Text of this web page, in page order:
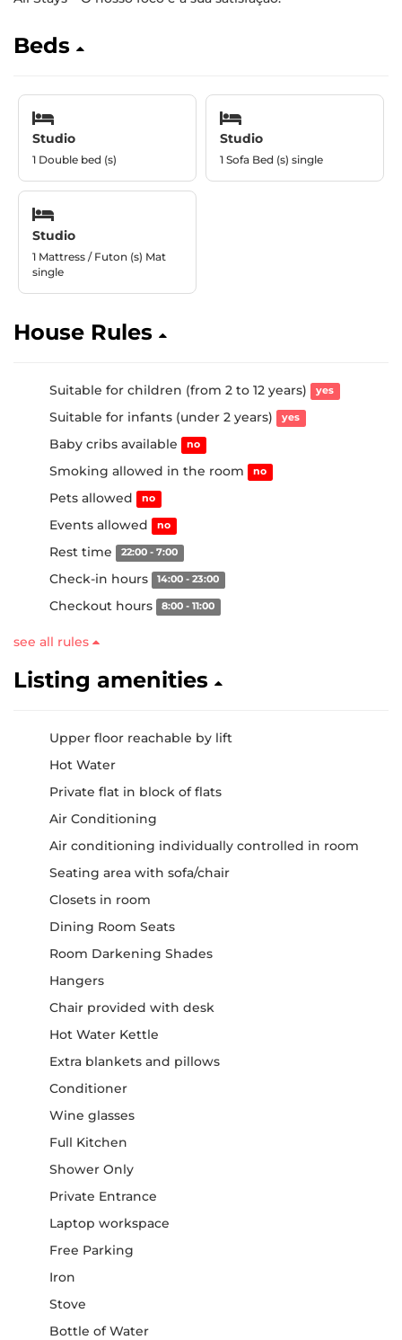
Beds
Studio
1 Double bed (s)
Studio
1 Sofa Bed (s) single
Studio
1 Mattress / Futon (s) Mat
single
House Rules
Suitable for children (from 2 to 12 years) yes
Suitable for infants (under 2 years) yes
Baby cribs available no
Smoking allowed in the room no
Pets allowed no
Events allowed no
Rest time 22:00 - 7:00
Check-in hours 14:00 - 23:00
Checkout hours 8:00 - 11:00
see all rules
Listing amenities
Upper floor reachable by lift
Hot Water
Private flat in block of flats
Air Conditioning
Air conditioning individually controlled in room
Seating area with sofa/chair
Closets in room
Dining Room Seats
Room Darkening Shades
Hangers
Chair provided with desk
Hot Water Kettle
Extra blankets and pillows
Conditioner
Wine glasses
Full Kitchen
Shower Only
Private Entrance
Laptop workspace
Free Parking
Iron
Stove
Bottle of Water